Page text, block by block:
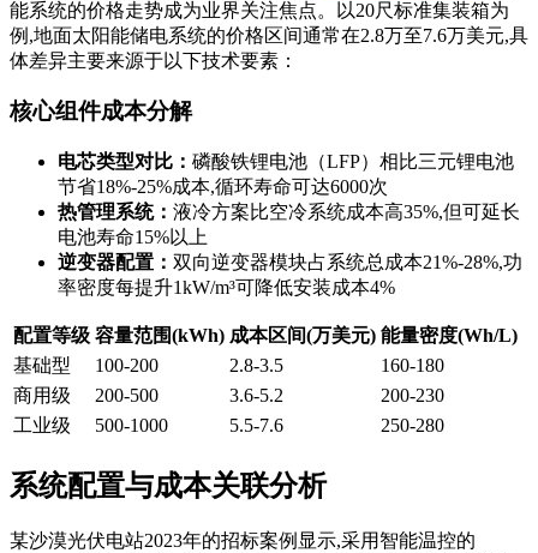
能系统的价格走势成为业界关注焦点。以20尺标准集装箱为
例,地面太阳能储电系统的价格区间通常在2.8万至7.6万美元,具
体差异主要来源于以下技术要素：
核心组件成本分解
电芯类型对比： 磷酸铁锂电池（LFP）相比三元锂电池
节省18%-25%成本,循环寿命可达6000次
热管理系统： 液冷方案比空冷系统成本高35%,但可延长
电池寿命15%以上
逆变器配置： 双向逆变器模块占系统总成本21%-28%,功
率密度每提升1kW/m³可降低安装成本4%
配置等级 容量范围(kWh) 成本区间(万美元) 能量密度(Wh/L)
基础型
100-200 2.8-3.5
160-180
商用级
200-500 3.6-5.2
200-230
工业级
500-1000 5.5-7.6 250-280
系统配置与成本关联分析
某沙漠光伏电站2023年的招标案例显示,采用智能温控的